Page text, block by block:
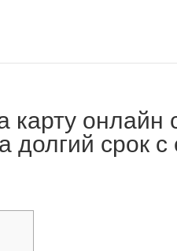
карту
долгий срок